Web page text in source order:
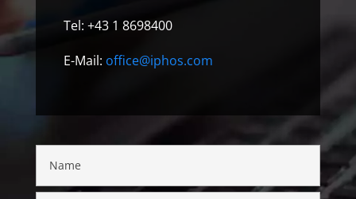
Tel: +43 1 8698400
E-Mail: office@iphos.com